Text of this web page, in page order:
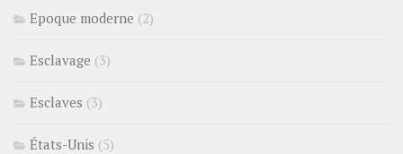
Epoque moderne (2)
Esclavage (3)
Esclaves (3)
États-Unis (5)